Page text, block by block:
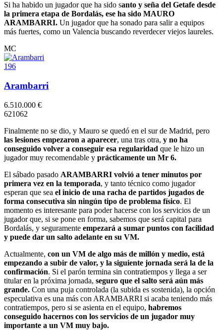
Si ha habido un jugador que ha sido santo y seña del Getafe desde
la primera etapa de Bordalás, ese ha sido MAURO
ARAMBARRI. Un jugador que ha sonado para salir a equipos
más fuertes, como un Valencia buscando reverdecer viejos laureles.
MC
196
Arambarri
6.510.000 €
621062
Finalmente no se dio, y Mauro se quedó en el sur de Madrid, pero
las lesiones empezaron a aparecer, una tras otra, y no ha
conseguido volver a conseguir esa regularidad que le hizo un
jugador muy recomendable y prácticamente un Mr 6.
El sábado pasado ARAMBARRI volvió a tener minutos por
primera vez en la temporada, y tanto técnico como jugador
esperan que sea el inicio de una racha de partidos jugados de
forma consecutiva sin ningún tipo de problema físico. El
momento es interesante para poder hacerse con los servicios de un
jugador que, si se pone en forma, sabemos que será capital para
Bordalás, y seguramente empezará a sumar puntos con facilidad
y puede dar un salto adelante en su VM.
Actualmente, con un VM de algo más de millón y medio, está
empezando a subir de valor, y la siguiente jornada será la de la
confirmación. Si el parón termina sin contratiempos y llega a ser
titular en la próxima jornada, seguro que el salto será aún más
grande. Con una puja controlada (la subida es sostenida), la opción
especulativa es una más con ARAMBARRI si acaba teniendo más
contratiempos, pero si se asienta en el equipo, habremos
conseguido hacernos con los servicios de un jugador muy
importante a un VM muy bajo.